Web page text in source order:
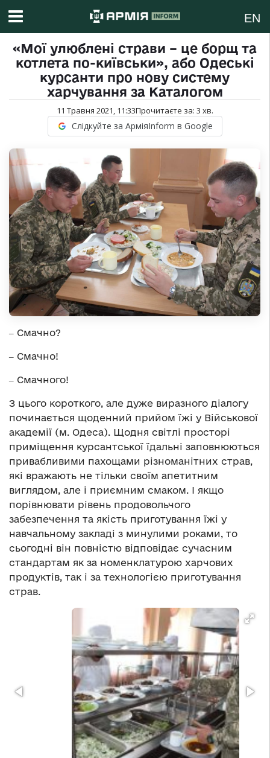
EN
«Мої улюблені страви – це борщ та
котлета по-київськи», або Одеські
курсанти про нову систему
харчування за Каталогом
11 Травня 2021, 11:33Прочитаєте за: 3 хв.
Слідкуйте за АрміяInform в Google
‒ Смачно?
‒ Смачно!
‒ Смачного!
З цього короткого, але дуже виразного діалогу
починається щоденний прийом їжі у Військової
академії (м. Одеса). Щодня світлі просторі
приміщення курсантської їдальні заповнюються
привабливими пахощами різноманітних страв,
які вражають не тільки своїм апетитним
виглядом, але і приємним смаком. І якщо
порівнювати рівень продовольчого
забезпечення та якість приготування їжі у
навчальному закладі з минулими роками, то
сьогодні він повністю відповідає сучасним
стандартам як за номенклатурою харчових
продуктів, так і за технологією приготування
страв.